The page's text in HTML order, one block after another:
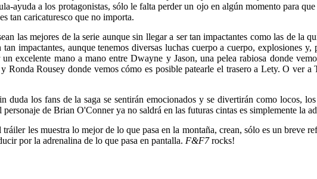
ayuda a los protagonistas, sólo le falta perder un ojo en algún momento para
tan caricaturesco que no importa.
las mejores de la serie aunque sin llegar a ser tan impactantes como las de la
impactantes, aunque tenemos diversas luchas cuerpo a cuerpo, explosiones
excelente mano a mano entre Dwayne y Jason, una pelea rabiosa donde
Rousey donde vemos cómo es posible patearle el trasero a Lety. O ver a
los fans de la saga se sentirán emocionados y se divertirán como locos,
de Brian O'Conner ya no saldrá en las futuras cintas es simplemente la
tráiler les muestra lo mejor de lo que pasa en la montaña, crean, sólo es un breve
por la adrenalina de lo que pasa en pantalla. F&F7rocks!